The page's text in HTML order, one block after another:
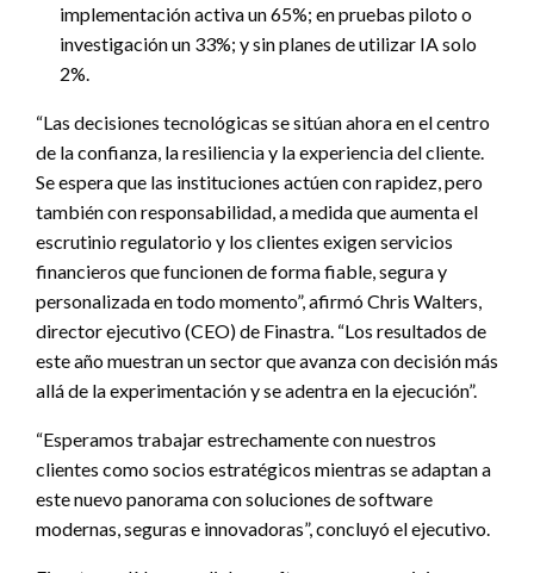
implementación activa un 65%; en pruebas piloto o
investigación un 33%; y sin planes de utilizar IA solo
2%.
“Las decisiones tecnológicas se sitúan ahora en el centro
de la confianza, la resiliencia y la experiencia del cliente.
Se espera que las instituciones actúen con rapidez, pero
también con responsabilidad, a medida que aumenta el
escrutinio regulatorio y los clientes exigen servicios
financieros que funcionen de forma fiable, segura y
personalizada en todo momento”, afirmó Chris Walters,
director ejecutivo (CEO) de Finastra. “Los resultados de
este año muestran un sector que avanza con decisión más
allá de la experimentación y se adentra en la ejecución”.
“Esperamos trabajar estrechamente con nuestros
clientes como socios estratégicos mientras se adaptan a
este nuevo panorama con soluciones de software
modernas, seguras e innovadoras”, concluyó el ejecutivo.